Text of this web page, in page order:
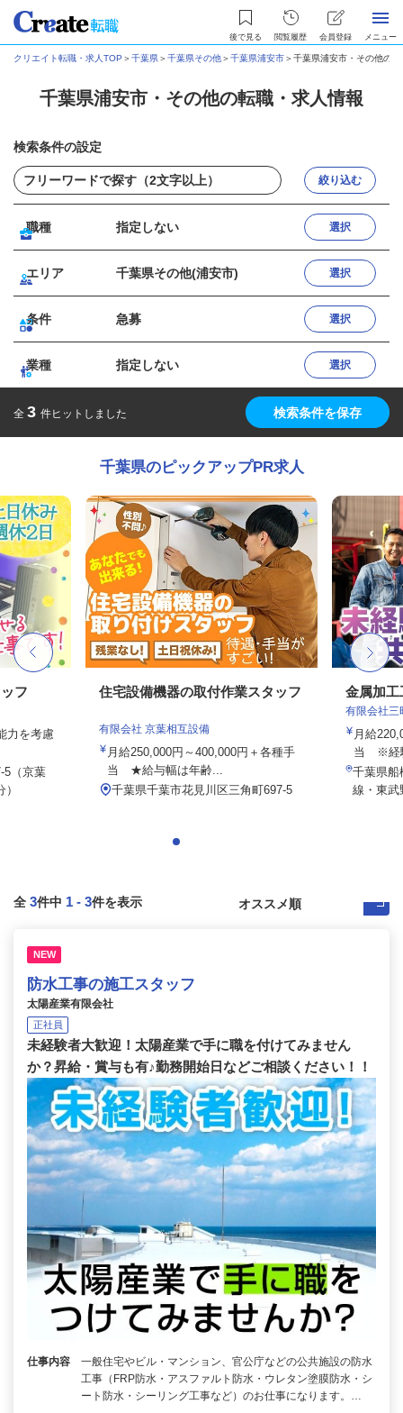
後で見る 閲覧履歴 会員登録 メニュー
クリエイト転職・求人TOP ＞千葉県＞千葉県その他＞千葉県浦安市＞千葉県浦安市・その他の
千葉県浦安市・その他の転職・求人情報
検索条件の設定
絞り込む
職種 指定しない 選択
エリア 千葉県その他(浦安市) 選択
条件 急募 選択
業種 指定しない 選択
全 3 件ヒットしました 検索条件を保存
千葉県のピックアップPR求人
フ
力を考慮
5（京葉
住宅設備機器の取付作業スタッフ
有限会社 京葉相互設備
月給250,000円～400,000円＋各種手
当 ★給与幅は年齢...
千葉県千葉市花見川区三角町697-5
金属加工
有限会社三
月給
当 ※経
千葉県船
線・東武
全 3件中 1 - 3件を表示
NEW
防水工事の施工スタッフ
太陽産業有限会社
正社員
未経験者大歓迎！太陽産業で手に職を付けてみません
か？昇給・賞与も有♪勤務開始日などご相談ください！！
仕事内容
一般住宅やビル・マンション、官公庁などの公共施設の防水
工事（FRP防水・アスファルト防水・ウレタン塗膜防水・シ
ート防水・シーリング工事など）のお仕事になります。…